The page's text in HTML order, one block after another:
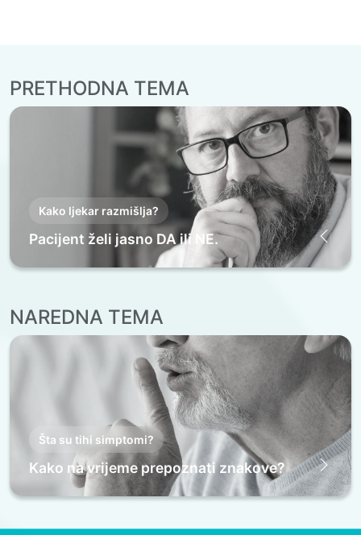
PRETHODNA TEMA
Kako ljekar razmišlja?
Pacijent želi jasno DA ili NE.
NAREDNA TEMA
Šta su tihi simptomi?
Kako na vrijeme prepoznati znakove?